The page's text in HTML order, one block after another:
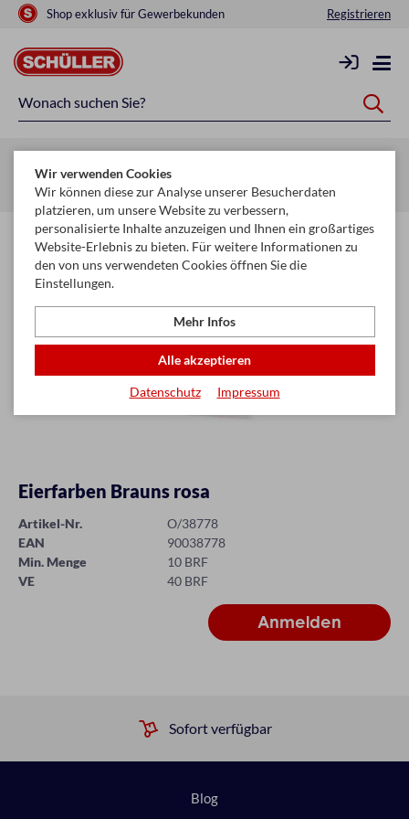
Shop exklusiv für Gewerbekunden Registrieren
Startseite
Eierfarben Brauns rosa
Artikel-Nr.
O/38778
EAN
90038778
Min. Menge
10 BRF
VE
40 BRF
Sofort verfügbar
Blog
Wir verwenden Cookies
Wir können diese zur Analyse unserer Besucherdaten
platzieren, um unsere Website zu verbessern,
personalisierte Inhalte anzuzeigen und Ihnen ein großartiges
Website-Erlebnis zu bieten. Für weitere Informationen zu
den von uns verwendeten Cookies öffnen Sie die
Einstellungen.
Mehr Infos
Alle akzeptieren
Datenschutz Impressum